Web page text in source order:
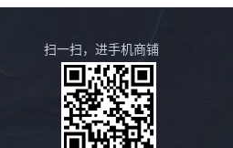
扫一扫，进手机商铺